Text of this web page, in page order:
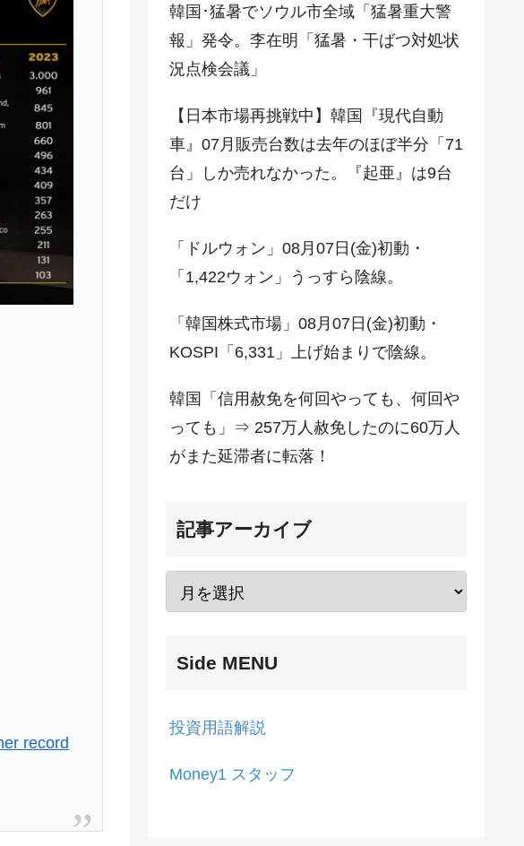
record
韓国･猛暑でソウル市全域「猛暑重大警
報」発令。李在明「猛暑・干ばつ対処状
況点検会議」
【日本市場再挑戦中】韓国『現代自動
車』07月販売台数は去年のほぼ半分「71
台」しか売れなかった。『起亜』は9台
だけ
「ドルウォン」08月07日(金)初動・
「1,422ウォン」うっすら陰線。
「韓国株式市場」08月07日(金)初動・
KOSPI「6,331」上げ始まりで陰線。
韓国「信用赦免を何回やっても、何回や
っても」⇒ 257万人赦免したのに60万人
がまた延滞者に転落！
記事アーカイブ
Side MENU
投資用語解説
Money1 スタッフ